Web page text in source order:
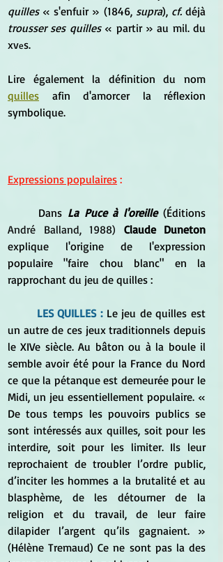
quilles « s'enfuir » (1846, supra), cf.
trousser ses quilles « partir » au mil. du
xves.
quilles afin d'amorcer la réflexion
symbolique.
Expressions populaires :
	Dans
La Puce à l'oreille
André Balland, 1988) Claude Duneton
explique l'origine de l'expression
populaire "faire chou blanc" en la
rapprochant du jeu de quilles :
LES QUILLES : Le jeu de quilles est
un autre de ces jeux traditionnels depuis
le XIVe siècle. Au bâton ou à la boule il
semble avoir été pour la France du Nord
ce que la pétanque est demeurée pour le
Midi, un jeu essentiellement populaire. «
De tous temps les pouvoirs publics se
sont intéressés aux quilles, soit pour les
interdire, soit pour les limiter. Ils leur
reprochaient de troubler l’ordre public,
d’inciter les hommes a la brutalité et au
blasphème, de les détourner de la
religion et du travail, de leur faire
dilapider l’argent qu’ils gagnaient. »
(Hélène Tremaud) Ce ne sont pas la des